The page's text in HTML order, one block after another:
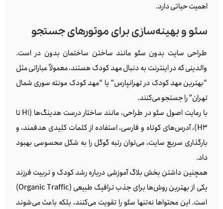
اهمیت حیاتی دارد.
سئو و بهینه‌سازی برای موتورهای جستجو
طراحی سایت بدون سئو مانند ساختن ساختمان بدون در است.
والدینی که در اینترنت به دنبال مهد کودک هستند، معمولاً عباراتی مثل
“بهترین مهد کودک در تهرانپارس” یا “مهد کودک مونته سوری شمال
تهران” را جستجو می‌کنند.
با رعایت اصول سئو در طراحی، مانند ساختار درست هدینگ‌ها (H1 تا
H3)، آدرس‌های کوتاه و فارسی، استفاده از کلمات کلیدی هدفمند، و
بارگذاری سریع سایت، می‌توان رتبه گوگل را به شکل محسوسی بهبود
داد.
همچنین داشتن بخش بلاگ آموزشی درباره رشد کودک و تربیت فرزند
یکی از بهترین روش‌ها برای جذب ترافیک طبیعی (Organic Traffic)
است. این محتواها نه‌تنها سئو را تقویت می‌کنند، بلکه باعث می‌شوند